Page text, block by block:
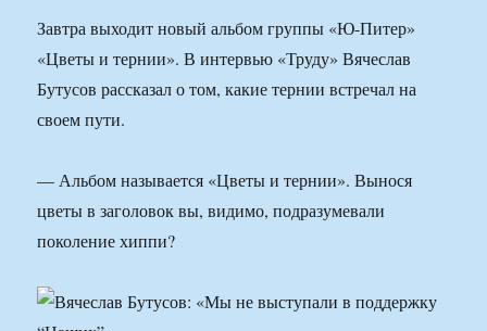
Завтра выходит новый альбом группы «Ю-Питер»
«Цветы и тернии». В интервью «Труду» Вячеслав
Бутусов рассказал о том, какие тернии встречал на
своем пути.
— Альбом называется «Цветы и тернии». Вынося
цветы в заголовок вы, видимо, подразумевали
поколение хиппи?